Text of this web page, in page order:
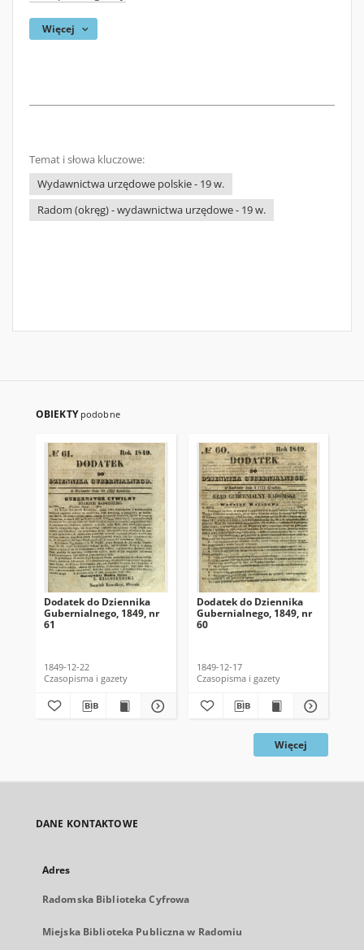
Więcej
Temat i słowa kluczowe:
Wydawnictwa urzędowe polskie - 19 w.
Radom (okręg) - wydawnictwa urzędowe - 19 w.
OBIEKTY podobne
Dodatek do Dziennika
Gubernialnego, 1849, nr
61
1849-12-22
Czasopisma i gazety
Dodatek do Dziennika
Gubernialnego, 1849, nr
60
1849-12-17
Czasopisma i gazety
Więcej
DANE KONTAKTOWE
Adres
Radomska Biblioteka Cyfrowa
Miejska Biblioteka Publiczna w Radomiu